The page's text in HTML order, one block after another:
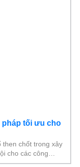
pháp tối ưu cho
then chốt trong xây
cho các công